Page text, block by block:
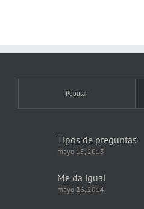
Popular
Tipos de preguntas
mayo 15, 2013
Me da igual
mayo 26, 2014